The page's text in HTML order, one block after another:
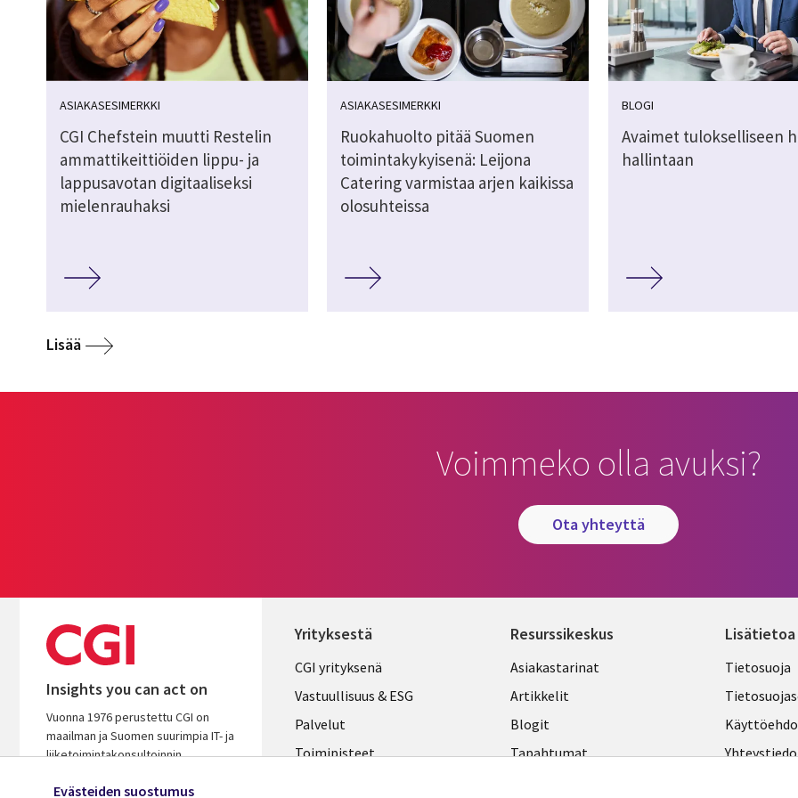
ASIAKASESIMERKKI
CGI Chefstein muutti Restelin
ammattikeittiöiden lippu- ja
lappusavotan digitaaliseksi
mielenrauhaksi
ASIAKASESIMERKKI
Ruokahuolto pitää Suomen
toimintakykyisenä: Leijona
Catering varmistaa arjen kaikissa
olosuhteissa
BLOGI
Avaimet tulokselliseen
hallintaan
Lisää
Voimmeko olla avuksi?
ota yhteyttä
Insights you can act on
Vuonna 1976 perustettu CGI on
maailman ja Suomen suurimpia IT- ja
liiketoimintakonsultoinnin
osaavana kumppanina autamme
Yrityksestä
Useful
links
FINLAND
CGI yrityksenä
Vastuullisuus & ESG
Palvelut
Toimipisteet
Resurssikeskus
Library
Links
FINLAND
Asiakastarinat
Artikkelit
Blogit
Tapahtumat
Lisätietoa
Legal
Tietosuoja
Evästeiden suostumus